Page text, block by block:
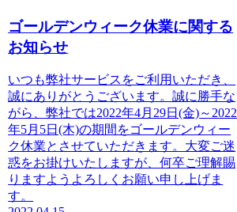
ゴールデンウィーク休業に関する
お知らせ
いつも弊社サービスをご利用いただき、
誠にありがとうございます。誠に勝手な
がら、弊社では2022年4月29日(金)～2022
年5月5日(木)の期間をゴールデンウィー
ク休業とさせていただきます。大変ご迷
惑をお掛けいたしますが、何卒ご理解賜
りますようよろしくお願い申し上げま
す。